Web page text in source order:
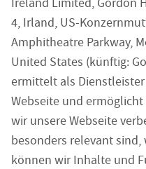
4, Irland, US-
Amphitheatre Parkway,
United States (künftig:
ermittelt als
Webseite und
wir unsere Webseite
besonders relevant
können wir Inhalte und